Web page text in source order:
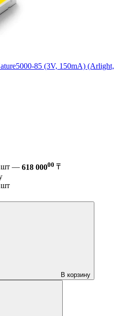
85 (3V, 150mA) (Arlight,
шт — 618 00000 ₸
шт
В корзину